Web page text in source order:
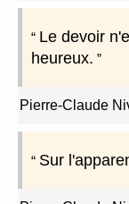
Le devoir
heureux.
Pierre-Claude
Sur